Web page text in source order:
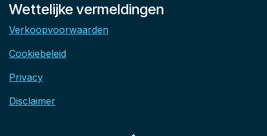
Wettelijke vermeldingen
Verkoopvoorwaarden
Cookiebeleid
Privacy
Disclaimer